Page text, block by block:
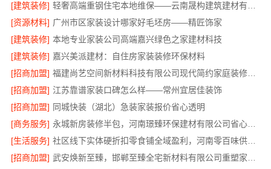
[建筑装修]
[资源材料] 广州市区家装设计哪家好毛坯房——精匠饰家
[建筑装修] 本地专业家装公司高端嘉兴绿色之家建材科技
[建筑装修] 嘉兴美派建材：自住房家装装修环保材料
[招商加盟]
福建尚艺空间新材料科技有限公司现代简约家庭装修免费设计整体落地
[招商加盟] 江苏靠谱家装口碑怎么样——常州宜居佳装饰
[招商加盟] 同城快装（湖北）急装家装报价省心透明
[商务服务]
永城新房装修半包，河南璟臻环保建材有限公司省心托管
[生活服务]
社区线下实体硬折扣零食铺全域盈利，河南零百味供应链有限公司供应链强势赋能
[招商加盟]